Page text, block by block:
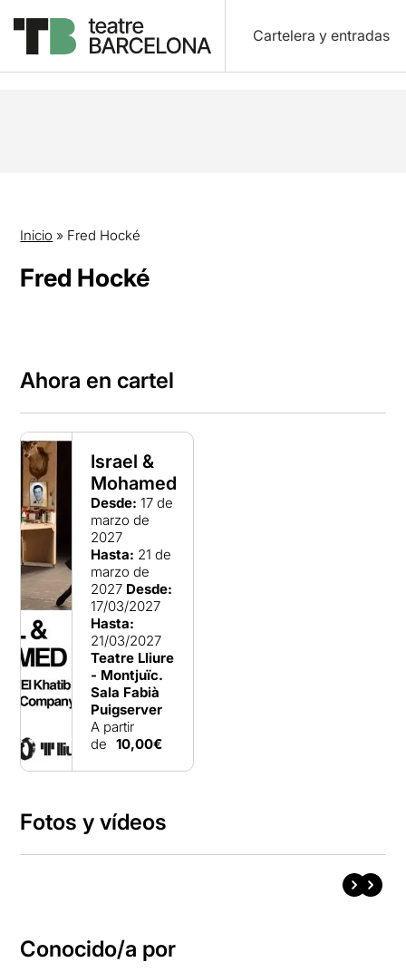
Cartelera y entradas
Inicio » Fred Hocké
Fred Hocké
Ahora en cartel
Israel &
Mohamed
Desde: 17 de
marzo de
2027
Hasta: 21 de
marzo de
2027 Desde:
17/03/2027
Hasta:
21/03/2027
Teatre Lliure
- Montjuïc.
Sala Fabià
Puigserver
A partir
de 10,00€
Fotos y vídeos
Conocido/a por